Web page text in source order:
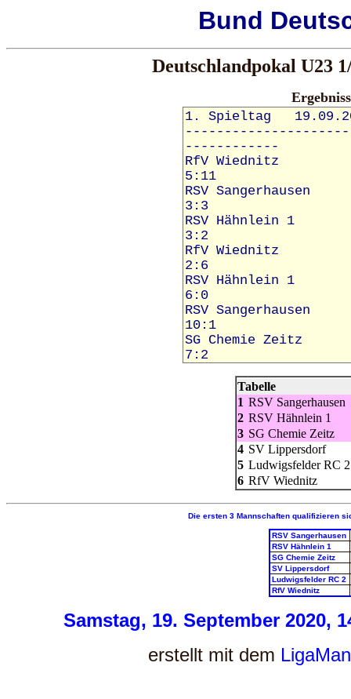
Bund
Deutschlandpokal U23
Tabelle
1 RSV Sangerhausen
2 RSV Hähnlein 1
3 SG Chemie Zeitz
4 SV Lippersdorf
5 Ludwigsfelder RC 2
6 RfV Wiednitz
Die ersten 3 Mannschaften qualifizieren
RSV Sangerhausen
RSV Hähnlein 1
SG Chemie Zeitz
SV Lippersdorf
Ludwigsfelder RC 2
RfV Wiednitz
Samstag, 19. September 2020,
erstellt mit dem